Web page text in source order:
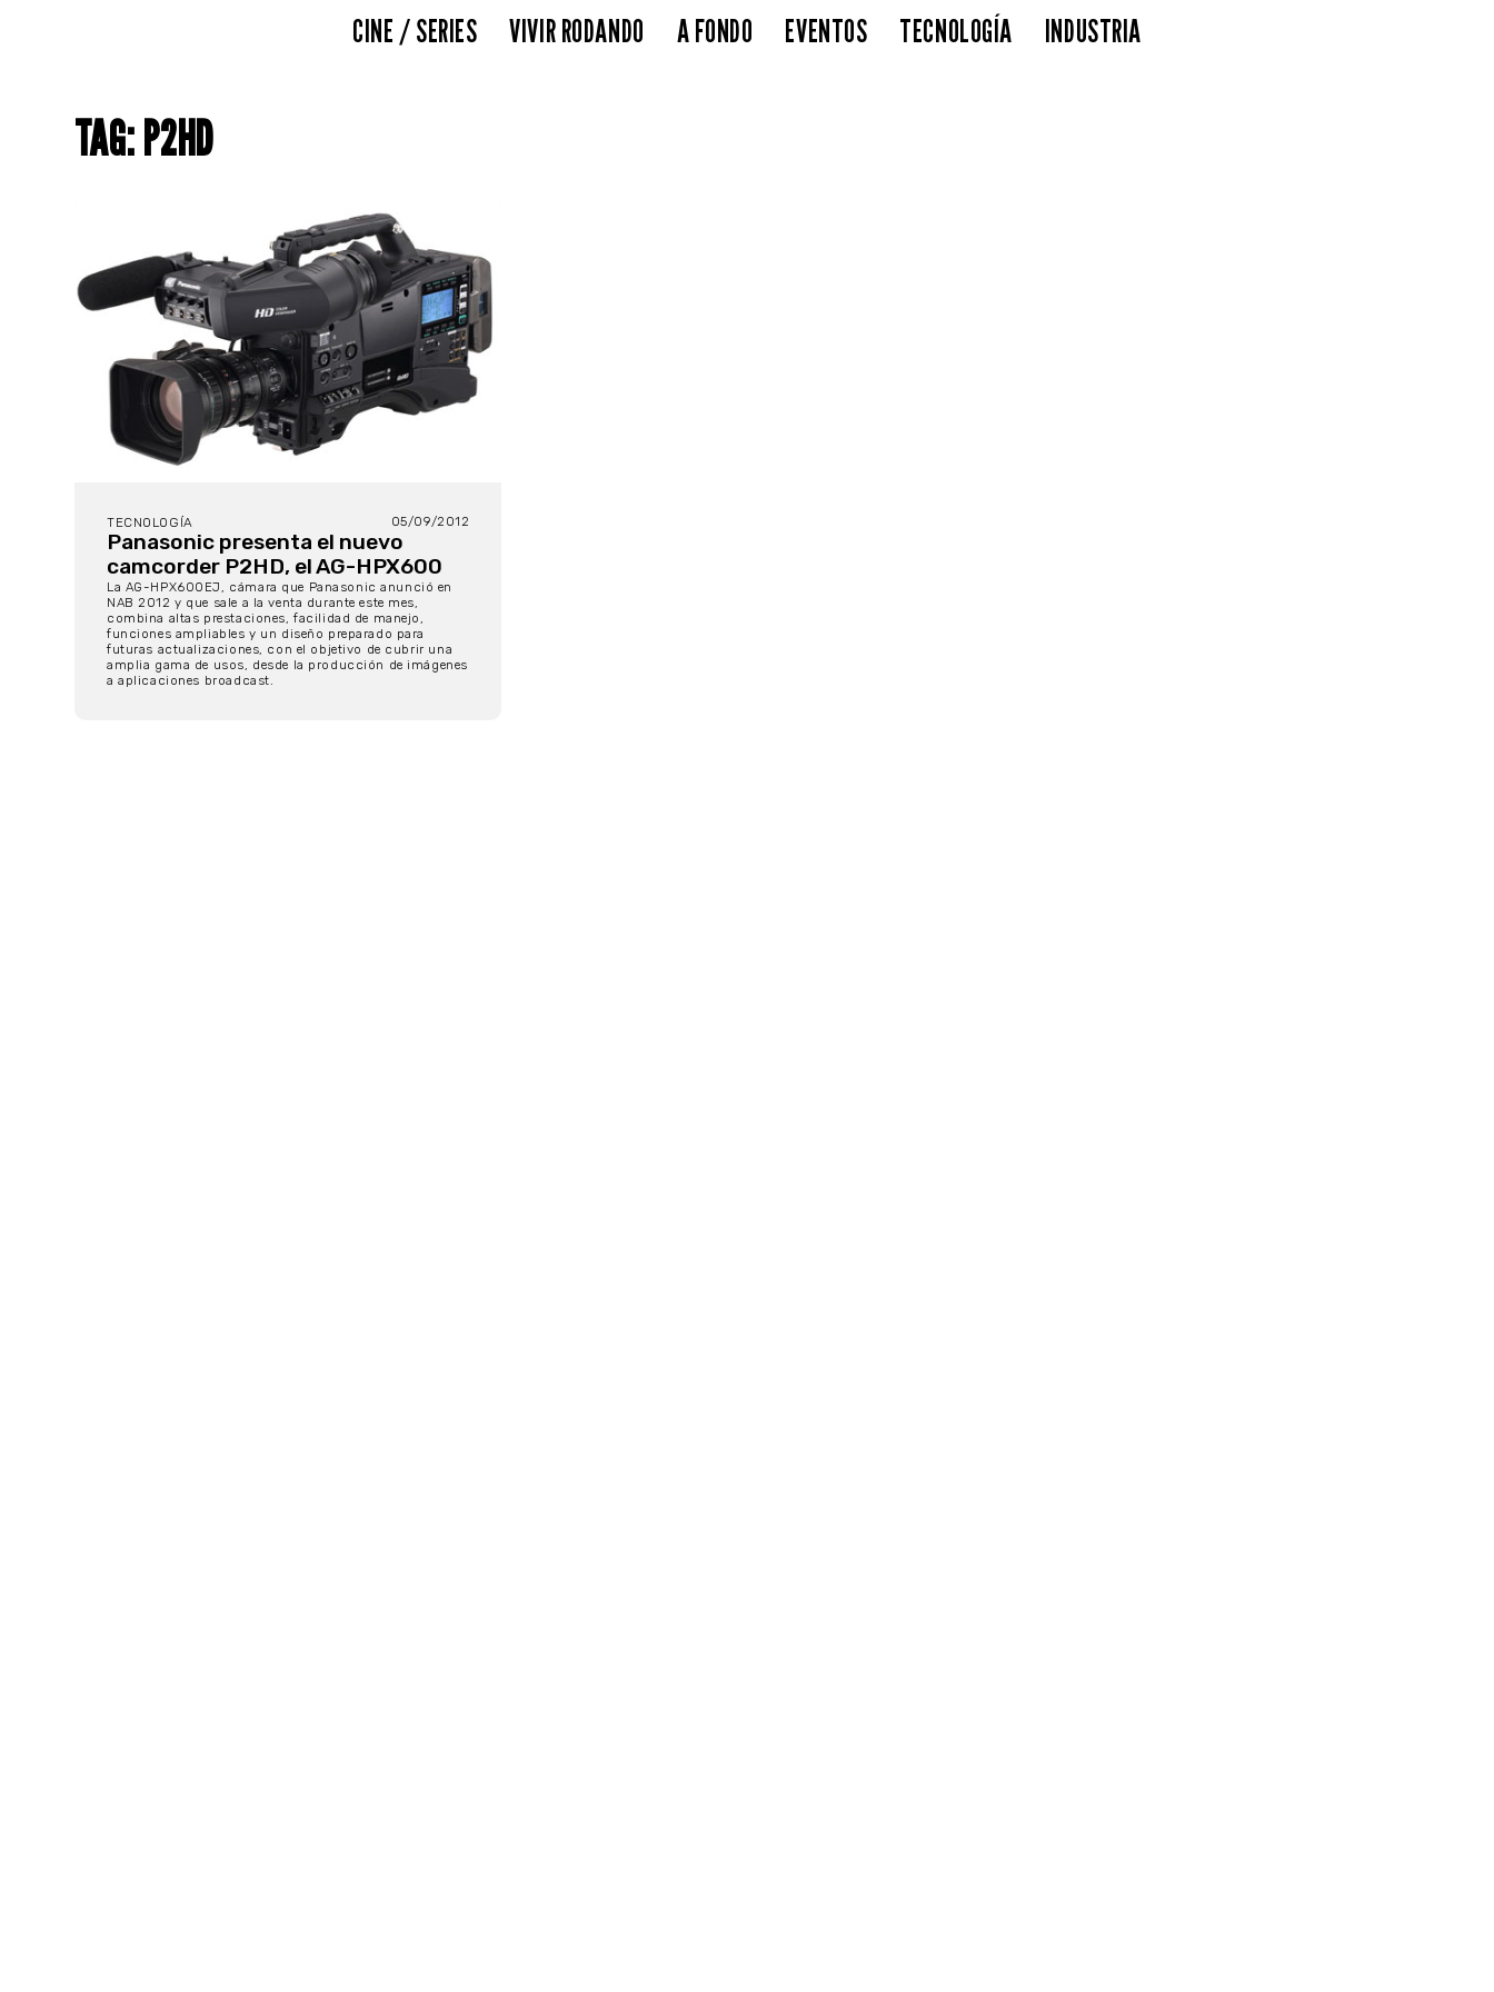
CINE / SERIES VIVIR RODANDO A FONDO EVENTOS TECNOLOGÍA INDUSTRIA
TAG: P2HD
TECNOLOGÍA 05/09/2012
Panasonic presenta el nuevo
camcorder P2HD, el AG-HPX600
La AG-HPX600EJ, cámara que Panasonic anunció en
NAB 2012 y que sale a la venta durante este mes,
combina altas prestaciones, facilidad de manejo,
funciones ampliables y un diseño preparado para
futuras actualizaciones, con el objetivo de cubrir una
amplia gama de usos, desde la producción de imágenes
a aplicaciones broadcast.